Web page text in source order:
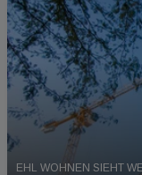
EHL WOHNEN SIEHT